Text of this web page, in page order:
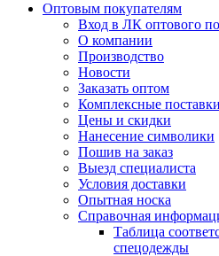
Оптовым покупателям
Вход в ЛК оптового
О компании
Производство
Новости
Заказать оптом
Комплексные поставки
Цены и скидки
Нанесение символики
Пошив на заказ
Выезд специалиста
Условия доставки
Опытная носка
Справочная
Таблица
спецодежды